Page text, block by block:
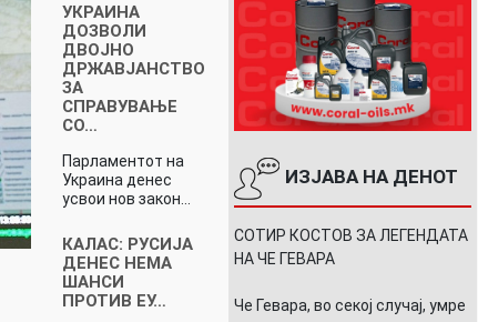
УКРАИНА
ДОЗВОЛИ
ДВОЈНО
ДРЖАВЈАНСТВО
ЗА
СПРАВУВАЊЕ
СО…
Парламентот на
Украина денес
усвои нов закон…
КАЛАС: РУСИЈА
ДЕНЕС НЕМА
ШАНСИ
ПРОТИВ ЕУ…
ИЗЈАВА НА ДЕНОТ
СОТИР КОСТОВ ЗА ЛЕГЕНДАТА
НА ЧЕ ГЕВАРА
Че Гевара, во секој случај, умре